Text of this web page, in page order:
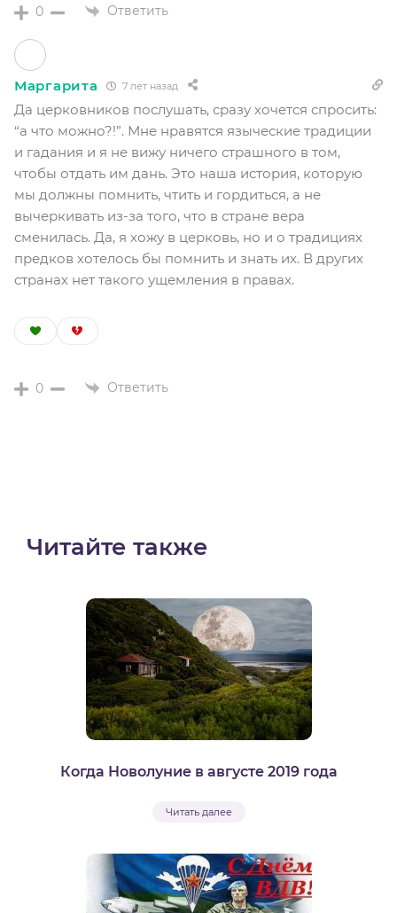
0 Ответить
Маргарита 7 лет назад
Да церковников послушать, сразу хочется спросить:
“а что можно?!”. Мне нравятся языческие традиции
и гадания и я не вижу ничего страшного в том,
чтобы отдать им дань. Это наша история, которую
мы должны помнить, чтить и гордиться, а не
вычеркивать из-за того, что в стране вера
сменилась. Да, я хожу в церковь, но и о традициях
предков хотелось бы помнить и знать их. В других
странах нет такого ущемления в правах.
0 Ответить
Читайте также
Когда Новолуние в августе 2019 года
Читать далее